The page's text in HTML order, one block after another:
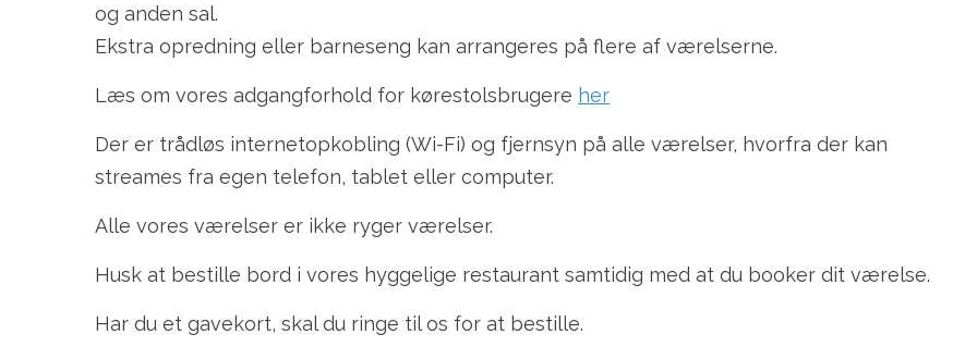
og anden sal.
Ekstra opredning eller barneseng kan arrangeres på flere af værelserne.
Læs om vores adgangforhold for kørestolsbrugere her
Der er trådløs internetopkobling (Wi-Fi) og fjernsyn på alle værelser, hvorfra der kan
streames fra egen telefon, tablet eller computer.
Alle vores værelser er ikke ryger værelser.
Husk at bestille bord i vores hyggelige restaurant samtidig med at du booker dit værelse.
Har du et gavekort, skal du ringe til os for at bestille.